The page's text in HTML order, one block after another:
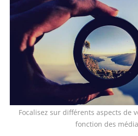
Focalisez sur différents aspects de
fonction des